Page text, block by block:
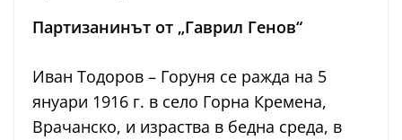
Партизанинът от „Гаврил Генов“
Иван Тодоров – Горуня се ражда на 5
януари 1916 г. в село Горна Кремена,
Врачанско, и израства в бедна среда, в